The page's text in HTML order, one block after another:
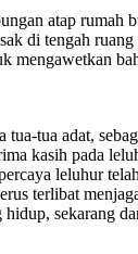
atap rumah
di tengah ruang
mengawetkan
tua-tua adat,
kasih pada
leluhur
terlibat
sekarang